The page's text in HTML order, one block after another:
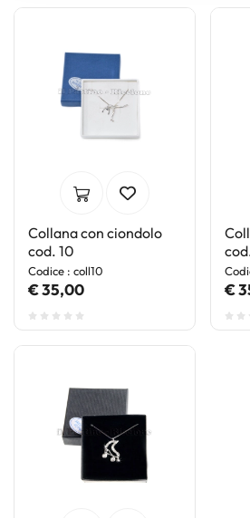
raccolto dal suo utilizzo dei loro
Collana con ciondolo
cod. 10
Codice : coll10
€ 35,00 €